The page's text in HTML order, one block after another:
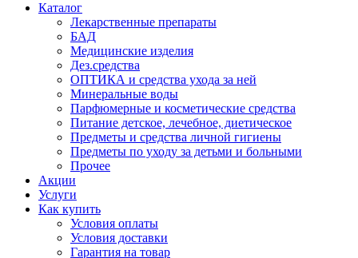
Каталог
Лекарственные препараты
БАД
Медицинские изделия
Дез.средства
ОПТИКА и средства ухода за ней
Минеральные воды
Парфюмерные и косметические средства
Питание детское, лечебное, диетическое
Предметы и средства личной гигиены
Предметы по уходу за детьми и больными
Прочее
Акции
Услуги
Как купить
Условия оплаты
Условия доставки
Гарантия на товар